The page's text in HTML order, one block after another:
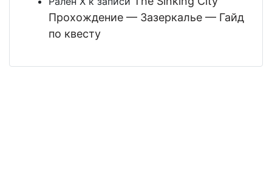
Прохождение — Зазеркалье — Гайд
по квесту